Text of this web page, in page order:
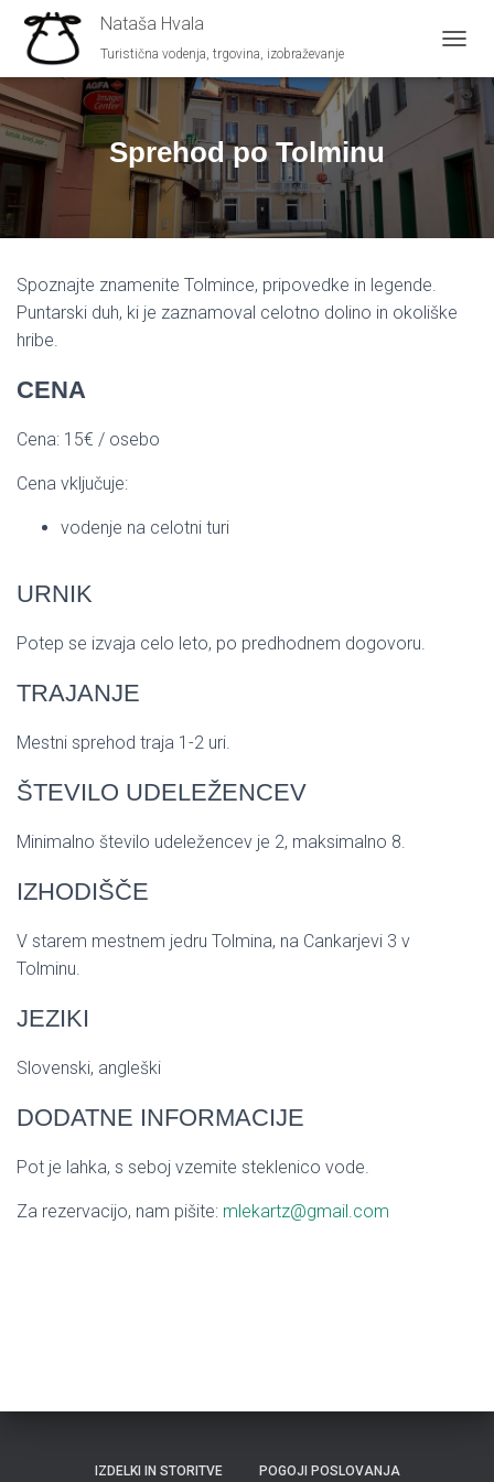
Nataša Hvala
Turistična vodenja, trgovina, izobraževanje
Sprehod po Tolminu
Spoznajte znamenite Tolmince, pripovedke in legende.
Puntarski duh, ki je zaznamoval celotno dolino in okoliške
hribe.
CENA
Cena: 15€ / osebo
Cena vključuje:
vodenje na celotni turi
URNIK
Potep se izvaja celo leto, po predhodnem dogovoru.
TRAJANJE
Mestni sprehod traja 1-2 uri.
ŠTEVILO UDELEŽENCEV
Minimalno število udeležencev je 2, maksimalno 8.
IZHODIŠČE
V starem mestnem jedru Tolmina, na Cankarjevi 3 v
Tolminu.
JEZIKI
Slovenski, angleški
DODATNE INFORMACIJE
Pot je lahka, s seboj vzemite steklenico vode.
Za rezervacijo, nam pišite: mlekartz@gmail.com
IZDELKI IN STORITVE POGOJI POSLOVANJA